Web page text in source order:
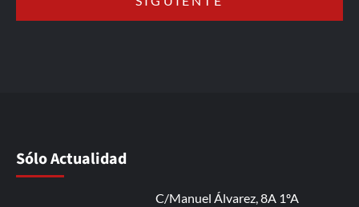
Sólo Actualidad
C/Manuel Álvarez, 8A 1ºA